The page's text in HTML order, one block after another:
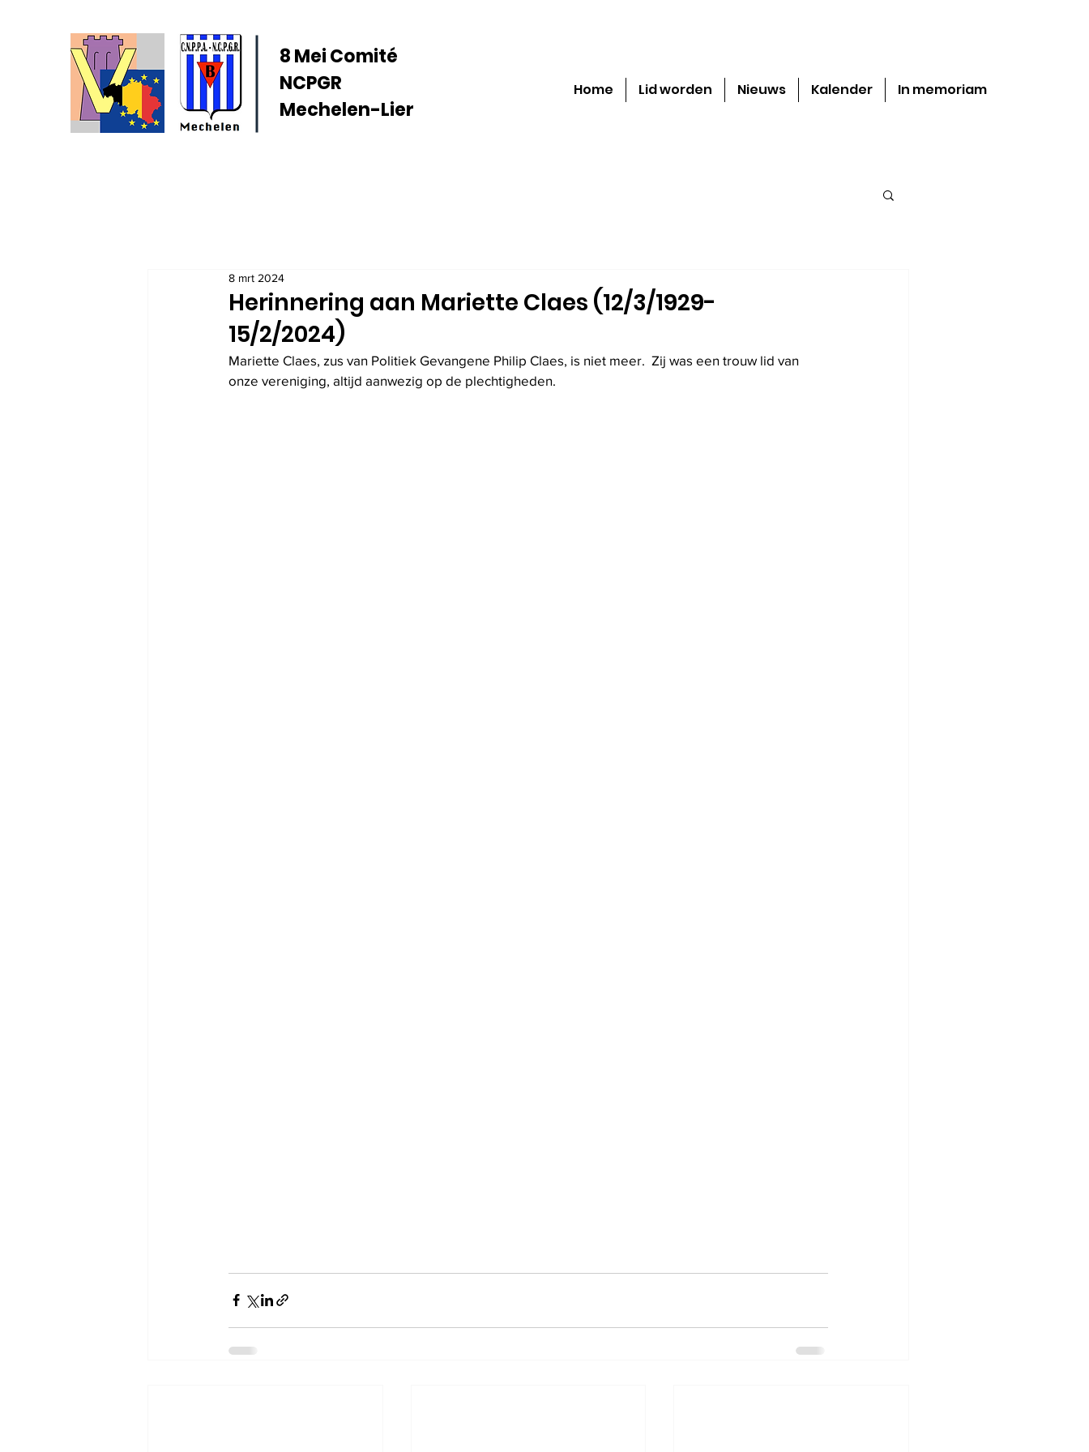
8 Mei Comité
NCPGR
Mechelen-Lier
Home Lid worden Nieuws Kalender In memoriam
Herinnering aan Mariette Claes (12/3/1929-
15/2/2024)
8 mrt 2024
Mariette Claes, zus van Politiek Gevangene Philip Claes, is niet meer.  Zij was een trouw lid van
onze vereniging, altijd aanwezig op de plechtigheden.